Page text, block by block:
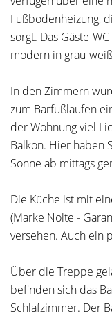
Fußbodenheizung,
sorgt. Das Gäste-
modern in grau-
In den Zimmern
zum Barfußlaufen
der Wohnung viel
Balkon. Hier haben
Sonne ab mittags
Die Küche ist mit
(Marke Nolte -
versehen. Auch ein
Über die Treppe
befinden sich das
Schlafzimmer. Der